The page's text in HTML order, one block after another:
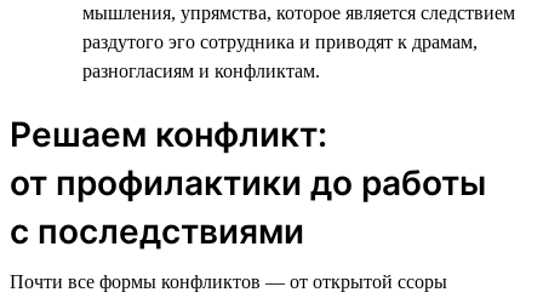
мышления, упрямства, которое является следствием
раздутого эго сотрудника и приводят к драмам,
разногласиям и конфликтам.
Решаем конфликт:
от профилактики до работы
с последствиями
Почти все формы конфликтов — от открытой ссоры